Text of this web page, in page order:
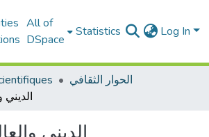
All of
DSpace
Statistics Log In
الحوار الثقافي
الديني